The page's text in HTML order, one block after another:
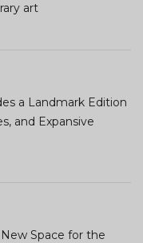
art
a Landmark Edition
and Expansive
Space for the